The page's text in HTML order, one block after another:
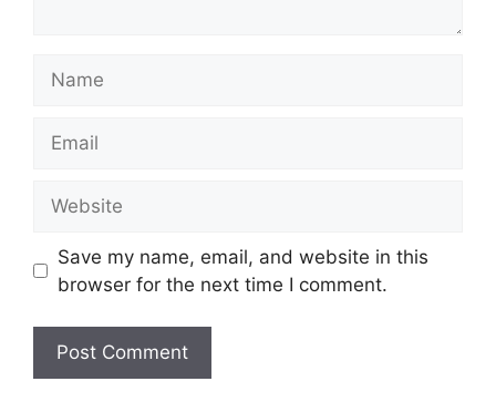
Save my name, email, and website in this
browser for the next time I comment.